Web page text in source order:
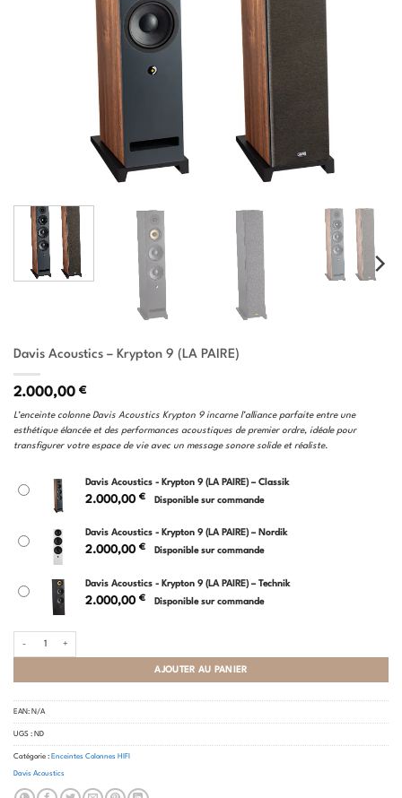
Davis Acoustics – Krypton 9 (LA PAIRE)
2.000,00 €
L’enceinte colonne Davis Acoustics Krypton 9 incarne l’alliance parfaite entre une
esthétique élancée et des performances acoustiques de premier ordre, idéale pour
transfigurer votre espace de vie avec un message sonore solide et réaliste.
Davis Acoustics - Krypton 9 (LA PAIRE) – Classik
2.000,00 € Disponible sur commande
Davis Acoustics - Krypton 9 (LA PAIRE) – Nordik
2.000,00 € Disponible sur commande
Davis Acoustics - Krypton 9 (LA PAIRE) – Technik
2.000,00 € Disponible sur commande
AJOUTER AU PANIER
EAN: N/A
UGS : ND
Catégorie : Enceintes Colonnes HIFI
Davis Acoustics